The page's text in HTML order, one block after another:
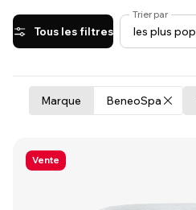
Tous les filtres
Trier par
Marque BeneoSpa
Vente